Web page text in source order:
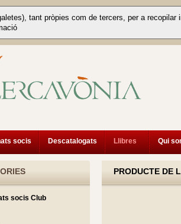
tant pròpies com de tercers, per a
socis Descatalogats Llibres Qui
socis Club
PRODUCTE DE